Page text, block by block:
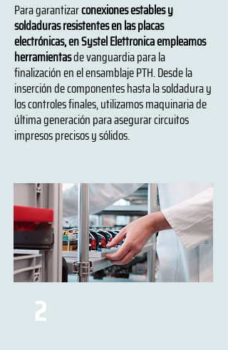
Para garantizarconexiones estables y
soldaduras resistentes en las placas
electrónicas, en Systel Elettronica empleamos
herramientasde vanguardia para la
finalización en el ensamblaje PTH. Desde la
inserción de componentes hasta la soldadura y
los controles finales, utilizamos maquinaria de
última generación para asegurar circuitos
impresos precisos y sólidos.
2